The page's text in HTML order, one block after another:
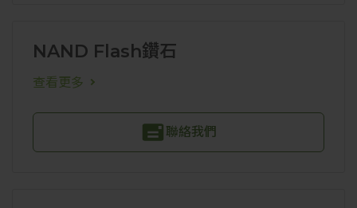
NAND Flash鑽石
查看更多
聯絡我們